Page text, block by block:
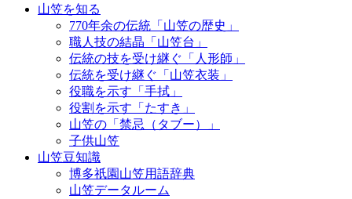
山笠を知る
770年余の伝統「山笠の歴史」
職人技の結晶「山笠台」
伝統の技を受け継ぐ「人形師」
伝統を受け継ぐ「山笠衣装」
役職を示す「手拭」
役割を示す「たすき」
山笠の「禁忌（タブー）」
子供山笠
山笠豆知識
博多祇園山笠用語辞典
山笠データルーム